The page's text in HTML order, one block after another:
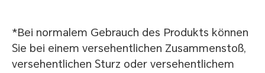
*Bei normalem Gebrauch des Produkts können
Sie bei einem versehentlichen Zusammenstoß,
versehentlichen Sturz oder versehentlichem